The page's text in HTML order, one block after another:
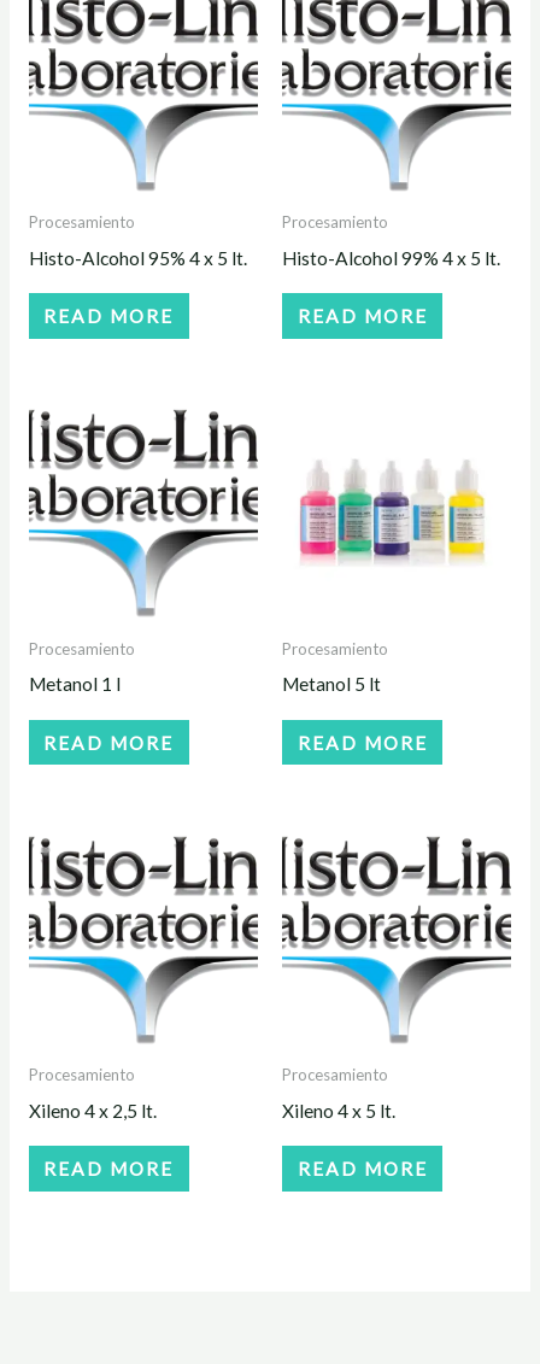
Procesamiento
Histo-Alcohol 95% 4 x 5 lt.
READ MORE
Procesamiento
Histo-Alcohol 99% 4 x 5 lt.
READ MORE
Procesamiento
Metanol 1 l
READ MORE
Procesamiento
Metanol 5 lt
READ MORE
Procesamiento
Xileno 4 x 2,5 lt.
READ MORE
Procesamiento
Xileno 4 x 5 lt.
READ MORE